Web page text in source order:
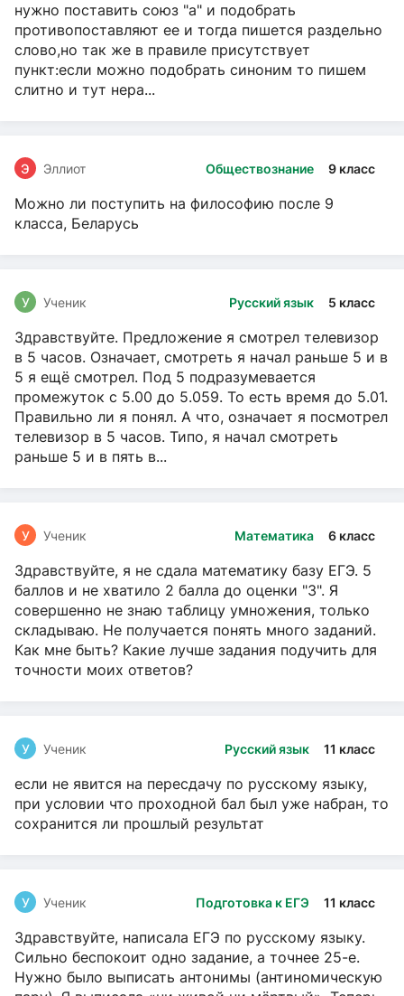
нужно поставить союз "а" и подобрать
противопоставляют ее и тогда пишется раздельно
слово,но так же в правиле присутствует
пункт:если можно подобрать синоним то пишем
слитно и тут нера...
Обществознание 9 класс
Э Эллиот
Можно ли поступить на философию после 9
класса, Беларусь
Русский язык 5 класс
У Ученик
Здравствуйте. Предложение я смотрел телевизор
в 5 часов. Означает, смотреть я начал раньше 5 и в
5 я ещё смотрел. Под 5 подразумевается
промежуток с 5.00 до 5.059. То есть время до 5.01.
Правильно ли я понял. А что, означает я посмотрел
телевизор в 5 часов. Типо, я начал смотреть
раньше 5 и в пять в...
Математика 6 класс
У Ученик
Здравствуйте, я не сдала математику базу ЕГЭ. 5
баллов и не хватило 2 балла до оценки "3". Я
совершенно не знаю таблицу умножения, только
складываю. Не получается понять много заданий.
Как мне быть? Какие лучше задания подучить для
точности моих ответов?
Русский язык 11 класс
У Ученик
если не явится на пересдачу по русскому языку,
при условии что проходной бал был уже набран, то
сохранится ли прошлый результат
Подготовка к ЕГЭ 11 класс
У Ученик
Здравствуйте, написала ЕГЭ по русскому языку.
Сильно беспокоит одно задание, а точнее 25-е.
Нужно было выписать антонимы (антиномическую